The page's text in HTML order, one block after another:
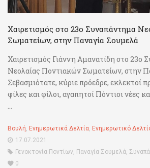
Χαιρετισμός στο 23ο Συναπάντημα
Σωματείων, στην Παναγία Σουμελά
Χαιρετισμός Γιάννη Αμανατίδη στο 23ο
Νεολαίας Ποντιακών Σωματείων, στην
Σεβασμιότατε, κύριε πρόεδρε, εκλεκτοί
φίλες και φίλοι, αγαπητοί Πόντιοι νέες
...
Βουλή, Ενημερωτικά Δελτία, Ενημερωτικό
17.07.2021
Γενοκτονία Ποντίων, Παναγία Σουμελά,
0